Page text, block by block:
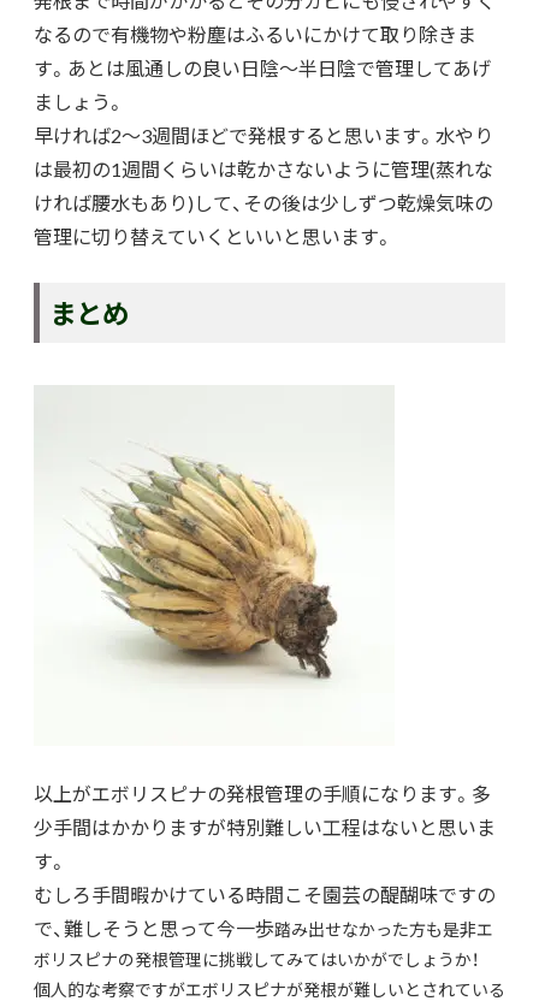
なるので有機物や粉塵はふるいにかけて取り除きま
す。あとは風通しの良い日陰～半日陰で管理してあげ
ましょう。
早ければ2～3週間ほどで発根すると思います。水やり
は最初の1週間くらいは乾かさないように管理(蒸れな
ければ腰水もあり)して、その後は少しずつ乾燥気味の
管理に切り替えていくといいと思います。
まとめ
以上がエボリスピナの発根管理の手順になります。多
少手間はかかりますが特別難しい工程はないと思いま
す。
むしろ手間暇かけている時間こそ園芸の醍醐味ですの
で、難しそうと思って今一歩踏み出せなかった方も是非エ
ボリスピナの発根管理に挑戦してみてはいかがでしょうか！
個人的な考察ですがエボリスピナが発根が難しいとされている